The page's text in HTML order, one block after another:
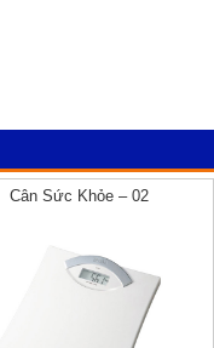
Cân Sức Khỏe – 02